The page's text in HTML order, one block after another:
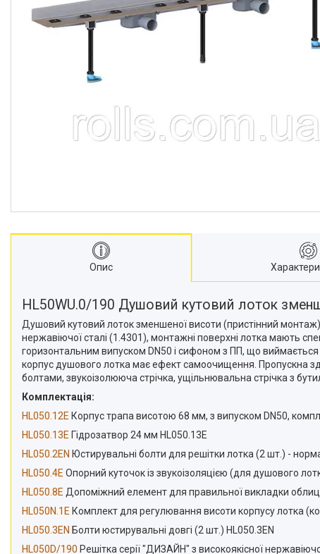
Опис
HL50WU.0/190 Душовий кутовий лоток
Душовий кутовий лоток зменшеної висоти (пристінний монтаж)
нержавіючої сталі (1.4301), монтажні поверхні лотка мають
горизонтальним випуском DN50 і сифоном з ПП, що
корпус душового лотка має ефект самоочищення. Пропускна
болтами, звукоізолююча стрічка, ущільнювальна стрічка з
Комплектація:
HL050.12E Корпус трапа висотою 68 мм, з випуском DN50,
HL050.13E Гідрозатвор 24 мм HL050.13E
HL050.2EN Юстирувальні болти для решітки лотка (2 шт.) -
HL050.4E Опорний куточок із звукоізоляцією (для душового
HL050.8E Допоміжний елемент для правильної викладки
HL050N.1E Комплект для регулювання висоти корпусу лотка
HL050.3EN Болти юстирувальні довгі (2 шт.) HL050.3EN
HL050D/190 Решітка серії "ДИЗАЙН" з високоякісної